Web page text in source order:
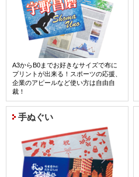
A3からB0までお好きなサイズで布に
プリントが出来る！スポーツの応援、
企業のアピールなど使い方は自由自
裁！
手ぬぐい